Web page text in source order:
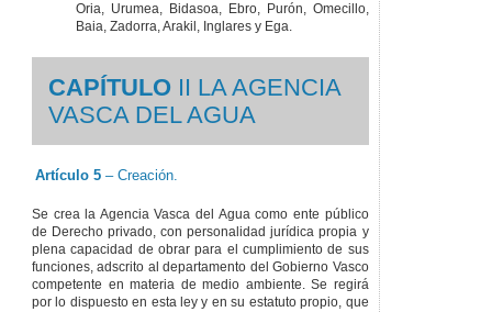
Oria, Urumea, Bidasoa, Ebro, Purón, Omecillo,
Baia, Zadorra, Arakil, Inglares y Ega.
CAPÍTULO II LA AGENCIA
VASCA DEL AGUA
Artículo 5 – Creación.
Se crea la Agencia Vasca del Agua como ente público
de Derecho privado, con personalidad jurídica propia y
plena capacidad de obrar para el cumplimiento de sus
funciones, adscrito al departamento del Gobierno Vasco
competente en materia de medio ambiente. Se regirá
por lo dispuesto en esta ley y en su estatuto propio, que